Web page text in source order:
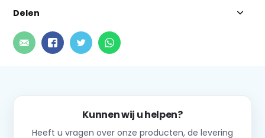
Delen
Kunnen wij u helpen?
Heeft u vragen over onze producten, de levering